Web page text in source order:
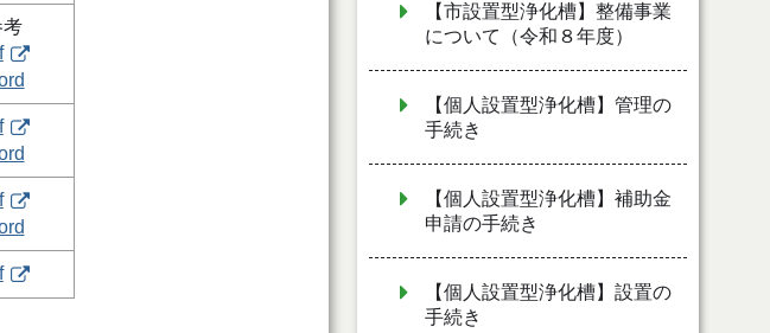
考
【市設置型浄化槽】整備事業
について（令和８年度）
【個人設置型浄化槽】管理の
手続き
【個人設置型浄化槽】補助金
申請の手続き
【個人設置型浄化槽】設置の
手続き